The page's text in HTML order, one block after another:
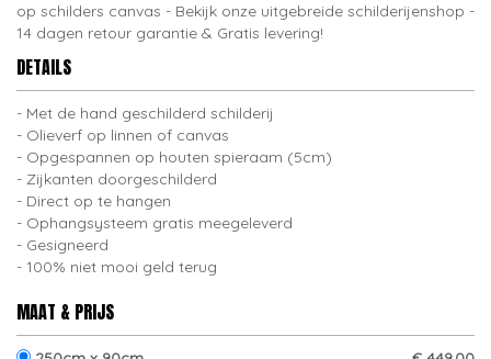
op schilders canvas - Bekijk onze uitgebreide schilderijenshop -
14 dagen retour garantie & Gratis levering!
DETAILS
Met de hand geschilderd schilderij
Olieverf op linnen of canvas
Opgespannen op houten spieraam (5cm)
Zijkanten doorgeschilderd
Direct op te hangen
Ophangsysteem gratis meegeleverd
Gesigneerd
100% niet mooi geld terug
MAAT & PRIJS